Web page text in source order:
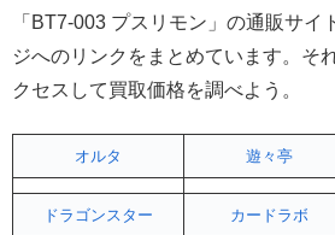
「BT7-003 プスリモン」の通販サイ
ジへのリンクをまとめています。そ
クセスして買取価格を調べよう。
オルタ 遊々亭
ドラゴンスター カードラボ